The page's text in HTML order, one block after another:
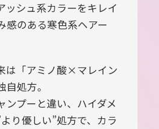
ッシュ系カラーをキレイ
感のある寒色系ヘアー
は「アミノ酸×マレイン
処方。
ンプーと違い、ハイダメ
り優しい”処方で、カラ